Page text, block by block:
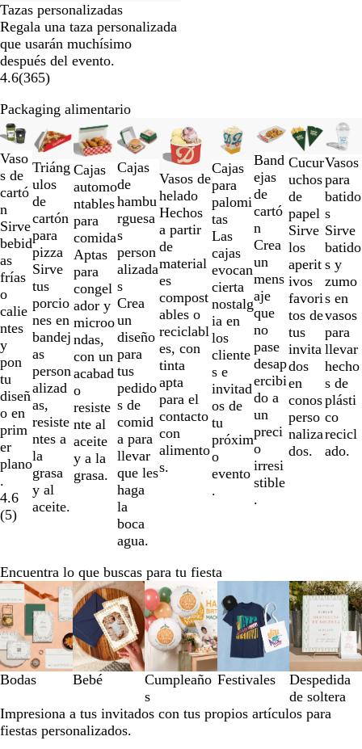
Tazas personalizadas
Regala una taza personalizada
que usarán muchísimo
después del evento.
4.6(365)
Packaging alimentario
Vaso
s de
cartó
n
Sirve
bebid
as
frías
o
calie
ntes
y
pon
tu
diseñ
o en
prim
er
plano
.
4.6
(5)
Triáng
ulos
de
cartón
para
pizza
Sirve
tus
porcio
nes en
bandej
as
person
alizad
as,
resiste
ntes a
la
grasa
y al
aceite.
Cajas
automo
ntables
para
comida
Aptas
para
congel
ador y
microo
ndas,
con un
acabad
o
resiste
nte al
aceite
y a la
grasa.
Cajas
de
hambu
rguesa
s
person
alizada
s
Crea
un
diseño
para
tus
pedido
s de
comid
a para
llevar
que les
haga
la
boca
agua.
Vasos de
helado
Hechos
a partir
de
material
es
compost
ables o
reciclabl
es, con
tinta
apta
para el
contacto
con
alimento
s.
Opciones nuevas
Cajas
para
palomi
tas
Las
cajas
evocan
cierta
nostalg
ia en
los
cliente
s e
invitad
os de
tu
próxim
o
evento
.
Band
ejas
de
cartó
n
Crea
un
mens
aje
que
no
pase
desap
ercibi
do a
un
preci
o
irresi
stible
.
Cucur
uchos
de
papel
Sirve
los
aperit
ivos
favori
tos de
tus
invita
dos
en
conos
perso
naliza
dos.
Vasos
para
batido
s
Sirve
batido
s y
zumo
s en
vasos
para
llevar
hecho
s de
plásti
co
recicl
ado.
Diapositivas
de
la
1
a
la
2
de
un
total
de
9
Encuentra lo que buscas para tu fiesta
Bodas Bebé
Cumpleaño
s
Festivales
Despedida
de soltera
Diapositivas
de
la
1
a
la
de
un
Impresiona a tus invitados con tus propios artículos para
fiestas personalizados.